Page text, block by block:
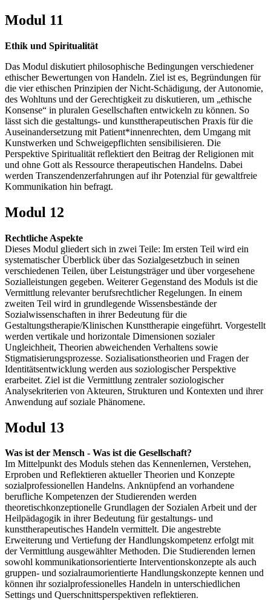
Modul 11
Ethik und Spiritualität
Das Modul diskutiert philosophische Bedingungen verschiedener
ethischer Bewertungen von Handeln. Ziel ist es, Begründungen für
die vier ethischen Prinzipien der Nicht-Schädigung, der Autonomie,
des Wohltuns und der Gerechtigkeit zu diskutieren, um „ethische
Konsense“ in pluralen Gesellschaften entwickeln zu können. So
lässt sich die gestaltungs- und kunsttherapeutischen Praxis für die
Auseinandersetzung mit Patient*innenrechten, dem Umgang mit
Kunstwerken und Schweigepflichten sensibilisieren. Die
Perspektive Spiritualität reflektiert den Beitrag der Religionen mit
und ohne Gott als Ressource therapeutischen Handelns. Dabei
werden Transzendenzerfahrungen auf ihr Potenzial für gewaltfreie
Kommunikation hin befragt.
Modul 12
Rechtliche Aspekte
Dieses Modul gliedert sich in zwei Teile: Im ersten Teil wird ein
systematischer Überblick über das Sozialgesetzbuch in seinen
verschiedenen Teilen, über Leistungsträger und über vorgesehene
Sozialleistungen gegeben. Weiterer Gegenstand des Moduls ist die
Vermittlung relevanter berufsrechtlicher Regelungen. In einem
zweiten Teil wird in grundlegende Wissensbestände der
Sozialwissenschaften in ihrer Bedeutung für die
Gestaltungstherapie/Klinischen Kunsttherapie eingeführt. Vorgestellt
werden vertikale und horizontale Dimensionen sozialer
Ungleichheit, Theorien abweichenden Verhaltens sowie
Stigmatisierungsprozesse. Sozialisationstheorien und Fragen der
Identitätsentwicklung werden aus soziologischer Perspektive
erarbeitet. Ziel ist die Vermittlung zentraler soziologischer
Analysekriterien von Akteuren, Strukturen und Kontexten und ihrer
Anwendung auf soziale Phänomene.
Modul 13
Was ist der Mensch - Was ist die Gesellschaft?
Im Mittelpunkt des Moduls stehen das Kennenlernen, Verstehen,
Erproben und Reflektieren aktueller Theorien und Konzepte
sozialprofessionellen Handelns. Anknüpfend an vorhandene
berufliche Kompetenzen der Studierenden werden
theoretischkonzeptionelle Grundlagen der Sozialen Arbeit und der
Heilpädagogik in ihrer Bedeutung für gestaltungs- und
kunsttherapeutisches Handeln vermittelt. Die angestrebte
Erweiterung und Vertiefung der Handlungskompetenz erfolgt mit
der Vermittlung ausgewählter Methoden. Die Studierenden lernen
sowohl kommunikationsorientierte Interventionskonzepte als auch
gruppen- und sozialraumorientierte Handlungskonzepte kennen und
können ihr sozialprofessionelles Handeln in unterschiedlichen
Settings und Querschnittsperspektiven reflektieren.